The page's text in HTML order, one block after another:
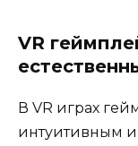
VR
В VR играх
интуитивным и